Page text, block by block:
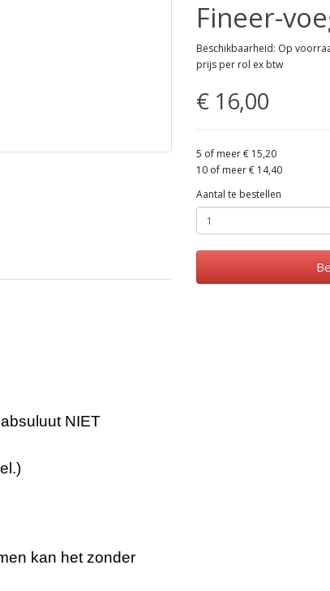
NIET
kan het zonder
Fineer-
Beschikbaarheid: Op
prijs per rol ex btw
€ 16,00
5 of meer € 15,20
10 of meer € 14,40
Aantal te bestellen